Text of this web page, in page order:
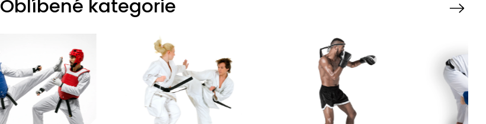
Oblíbené kategorie Next